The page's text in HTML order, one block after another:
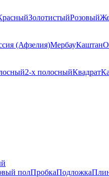
ЗолотистыйРозовый
(Афзелия)МербауКаштан
2-х полосныйКвадрат
полПробкаПодложка